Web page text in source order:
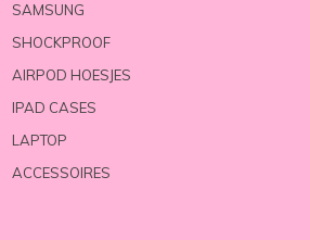
SAMSUNG
SHOCKPROOF
AIRPOD HOESJES
IPAD CASES
LAPTOP
ACCESSOIRES